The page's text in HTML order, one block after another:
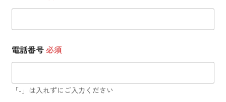
電話番号必須
「-」は入れずにご入力ください